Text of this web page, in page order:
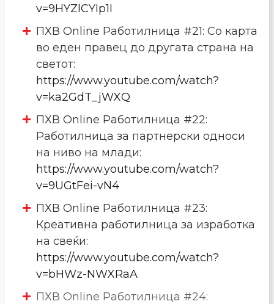
v=9HYZlCYIp1I
ПХВ Online Работилница #21: Со карта
во еден правец до другата страна на
светот:
https://www.youtube.com/watch?
v=ka2GdT_jWXQ
ПХВ Online Работилница #22:
Работилница за партнерски односи
на ниво на млади:
https://www.youtube.com/watch?
v=9UGtFei-vN4
ПХВ Online Работилница #23:
Креативна работилница за изработка
на свеќи:
https://www.youtube.com/watch?
v=bHWz-NWXRaA
ПХВ Online Работилница #24: